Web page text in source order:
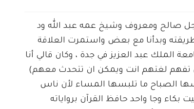
صالح ومعروف وشيخ عمه عبد الله ود
طريقته وبدأنا مع بعض واستمرت العلاقة
الملك عبد العزيز في جدة ، وكان قالي أنا
تفهم لغتهم انت ويمكن ان تتحدث معهم)
الصباح ما تلبسها المساء لأن ناس
وجا واحد حافظ القرآن برواياته